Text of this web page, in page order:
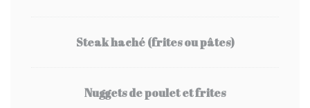
Steak haché (frites ou pâtes)
Nuggets de poulet et frites